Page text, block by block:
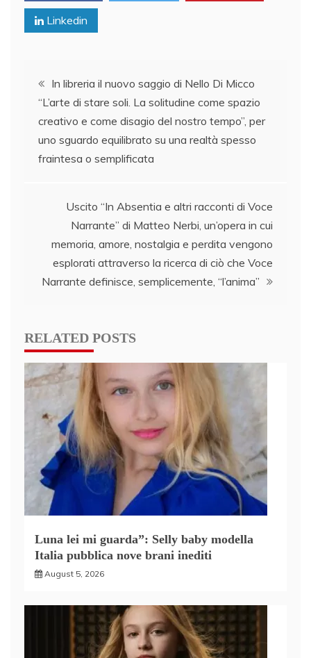
Linkedin
Post
navigation
In libreria il nuovo saggio di Nello Di Micco
“L’arte di stare soli. La solitudine come spazio
creativo e come disagio del nostro tempo”, per
uno sguardo equilibrato su una realtà spesso
fraintesa o semplificata
Uscito “In Absentia e altri racconti di Voce
Narrante” di Matteo Nerbi, un’opera in cui
memoria, amore, nostalgia e perdita vengono
esplorati attraverso la ricerca di ciò che Voce
Narrante definisce, semplicemente, “l’anima”
RELATED POSTS
Luna lei mi guarda”: Selly baby modella
Italia pubblica nove brani inediti
August 5, 2026